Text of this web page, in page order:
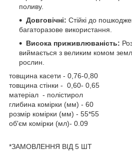
поливу.
Довговічні: Стійкі до
багаторазове використання.
Висока приживлюваність:
виймається з великим комом
рослин.
товщина касети - 0,76-0,80
товщина стінки - 0,60- 0,65
матеріал - полістирол
глибина комірки (мм) - 60
розмір комірки (мм) - 55*55
об'єм комірки (мл)- 0.09
*ЗАМОВЛЕННЯ ВІД 5 ШТ